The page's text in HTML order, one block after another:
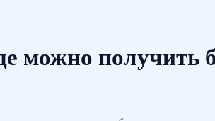
можно получить